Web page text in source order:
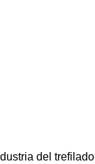
del